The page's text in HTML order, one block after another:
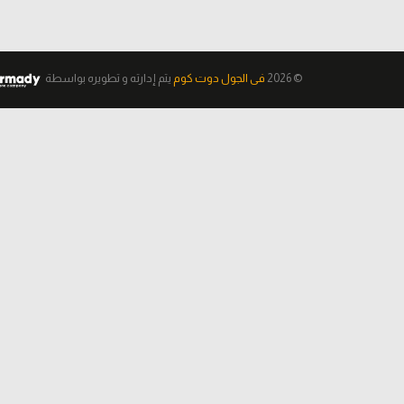
© 2026 فى الجول دوت كوم يتم إدارته و تطويره بواسطة